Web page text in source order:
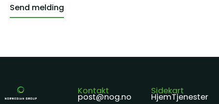
Send melding
Kontakt
post@nog.no
Sidekart
HjemTjenester